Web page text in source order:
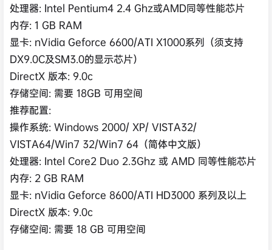
处理器: Intel Pentium4 2.4 Ghz或AMD同等性能芯片
内存: 1 GB RAM
显卡: nVidia Geforce 6600/ATI X1000系列（须支持
DX9.0C及SM3.0的显示芯片）
DirectX 版本: 9.0c
存储空间: 需要 18GB 可用空间
推荐配置:
操作系统: Windows 2000/ XP/ VISTA32/
VISTA64/Win7 32/Win7 64（简体中文版）
处理器: Intel Core2 Duo 2.3Ghz 或 AMD 同等性能芯片
内存: 2 GB RAM
显卡: nVidia Geforce 8600/ATI HD3000 系列及以上
DirectX 版本: 9.0c
存储空间: 需要 18 GB 可用空间